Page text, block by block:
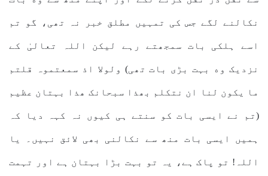
نکالنے لگے جس کی تمہیں مطلق خبر نہ تھی، گو تم
اسے ہلکی بات سمجھتے رہے لیکن اللہ تعالیٰ کے
نزدیک وه بہت بڑی بات تھی) ولولا اذ سمعتموہ قلتم
ما یکون لنا ان نتکلم بھذا سبحانک ھذا بہتان عظیم
(تم نے ایسی بات کو سنتے ہی کیوں نہ کہہ دیا کہ
ہمیں ایسی بات منھ سے نکالنی بھی ﻻئق نہیں۔ یا
اللہ! تو پاک ہے، یہ تو بہت بڑا بہتان ہے اور تہمت